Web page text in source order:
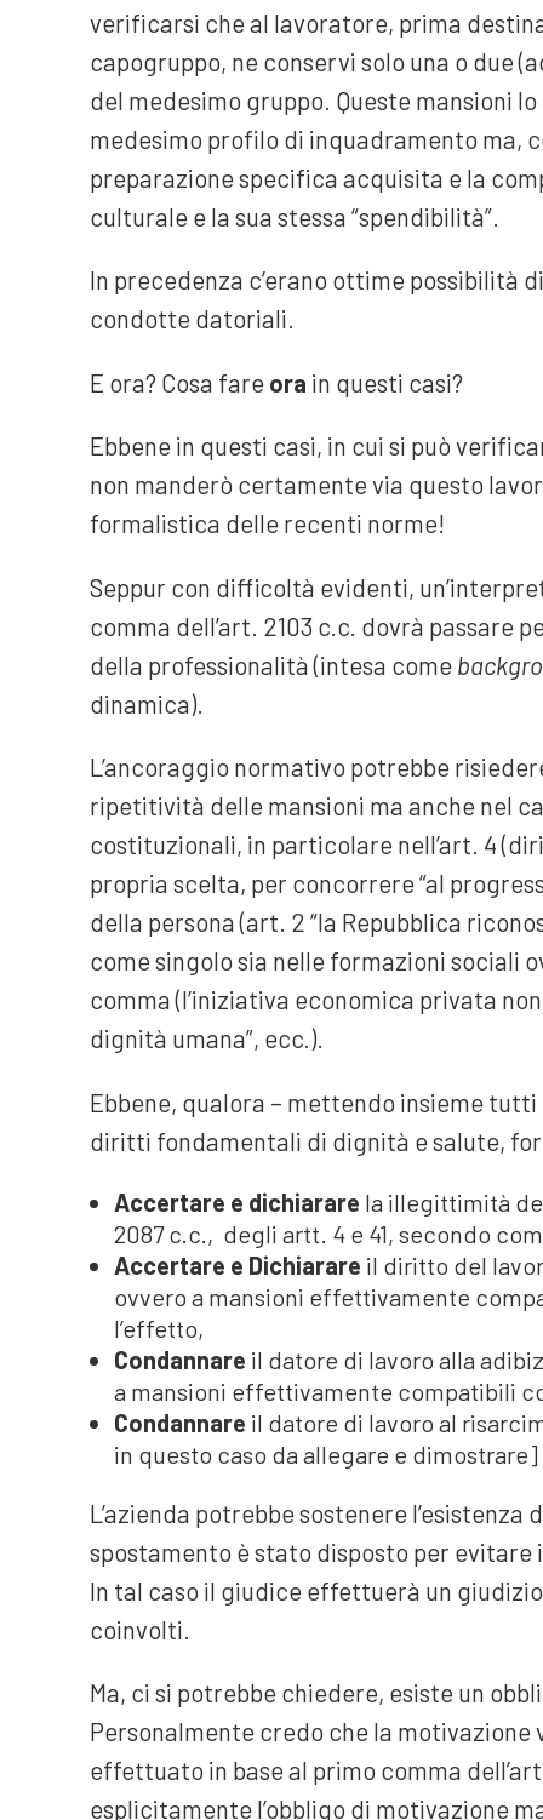
verificarsi che al lavoratore, prima
capogruppo, ne conservi solo una o due
del medesimo gruppo. Queste mansioni
medesimo profilo di inquadramento ma,
preparazione specifica acquisita e la
culturale e la sua stessa “spendibilità”.
In precedenza c’erano ottime possibilità
condotte datoriali.
E ora? Cosa fare ora in questi casi?
Ebbene in questi casi, in cui si può
non manderò certamente via questo
formalistica delle recenti norme!
Seppur con difficoltà evidenti,
comma dell’art. 2103 c.c. dovrà passare
della professionalità (intesa come
dinamica).
L’ancoraggio normativo potrebbe
ripetitività delle mansioni ma anche nel
costituzionali, in particolare nell’art. 4
propria scelta, per concorrere “al
della persona (art. 2 “la Repubblica
come singolo sia nelle formazioni sociali
comma (l’iniziativa economica privata
dignità umana”, ecc.).
Ebbene, qualora – mettendo insieme
diritti fondamentali di dignità e salute,
Accertare e dichiarare la illegittimità
2087 c.c., degli artt. 4 e 41, secondo
Accertare e Dichiarare il diritto del
ovvero a mansioni effettivamente
l’effetto,
Condannare il datore di lavoro alla
a mansioni effettivamente compatibili
Condannare il datore di lavoro al
in questo caso da allegare e dimostrare]
L’azienda potrebbe sostenere
spostamento è stato disposto per
In tal caso il giudice effettuerà un
coinvolti.
Ma, ci si potrebbe chiedere, esiste un
Personalmente credo che la motivazione
effettuato in base al primo comma
esplicitamente l’obbligo di motivazione